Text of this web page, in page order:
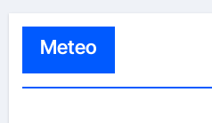
Meteo